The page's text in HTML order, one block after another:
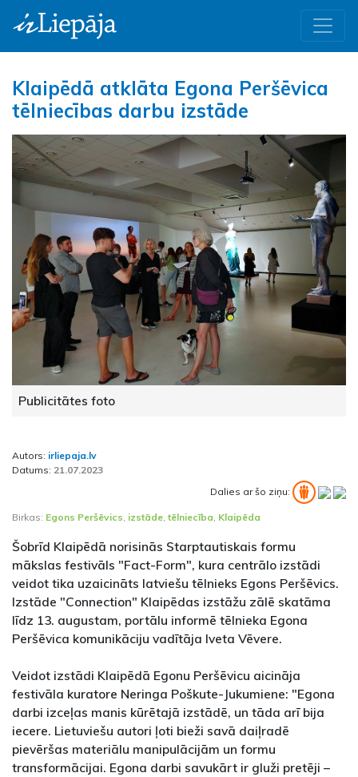
Klaipēdā atklāta Egona Peršēvica
tēlniecības darbu izstāde
Publicitātes foto
Autors: irliepaja.lv
Datums: 21.07.2023
Dalies ar šo ziņu:
Birkas: Egons Peršēvics, izstāde,tēlniecība, Klaipēda
Šobrīd Klaipēdā norisinās Starptautiskais formu
mākslas festivāls "Fact-Form", kura centrālo izstādi
veidot tika uzaicināts latviešu tēlnieks Egons Peršēvics.
Izstāde "Connection" Klaipēdas izstāžu zālē skatāma
līdz 13. augustam, portālu informē tēlnieka Egona
Peršēvica komunikāciju vadītāja Iveta Vēvere.
Veidot izstādi Klaipēdā Egonu Peršēvicu aicināja
festivāla kuratore Neringa Poškute-Jukumiene: "Egona
darbi izceļas manis kūrētajā izstādē, un tāda arī bija
iecere. Lietuviešu autori ļoti bieži savā daiļradē
pievēršas materiālu manipulācijām un formu
transformācijai. Egona darbi savukārt ir gluži pretēji –